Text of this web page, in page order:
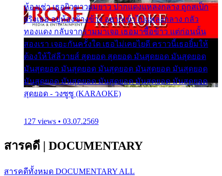
ห้องเช่า เธอผิวขาวผมยาว ปากแดงแหลงกลาง ถูกสเป็ก
จริงเธอ อยู่ห้องข้างข้าง อยากเข้าไปแหลงกลาง กลัว
ทองแดง กลับจากรามมาเจอ เธอมาซื้อข้าว แต่ก่อนนั้น
สองเรา เจอะกันครั้งใด เธอไม่เคยไยดี คราวนี้เธอยิ้มให้
ต้องให้ใส่ลีวายส์ สุดยอด สุดยอด มันสุดยอด มันสุดยอด
มันสุดยอด มันสุดยอด มันสุดยอด มันสุดยอด มันสุดยอด
มันสุดยอด มันสุดยอด มันสุดยอด มันสุดยอด มันสุดยอด
สุดยอด - วงซูซู (KARAOKE)
127 views • 03.07.2569
สารคดี | DOCUMENTARY
สารคดีทั้งหมด DOCUMENTARY ALL